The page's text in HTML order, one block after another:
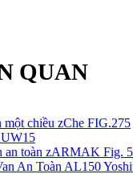
QUAN
một chiều zChe FIG.275
an toàn zARMAK Fig.
An Toàn AL150